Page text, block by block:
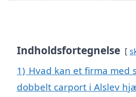
Indholdsfortegnelse
1) Hvad kan et firma med
dobbelt carport i Alslev